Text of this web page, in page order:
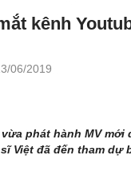
kênh
06/2019
vừa phát hành MV
Việt đã đến tham dự